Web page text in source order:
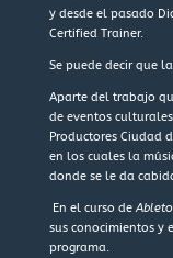
y desde el pasado
Certified Trainer.
Se puede decir que
Aparte del trabajo
de eventos
Productores Ciudad
en los cuales la
donde se le da
En el curso de
sus conocimientos y
programa.